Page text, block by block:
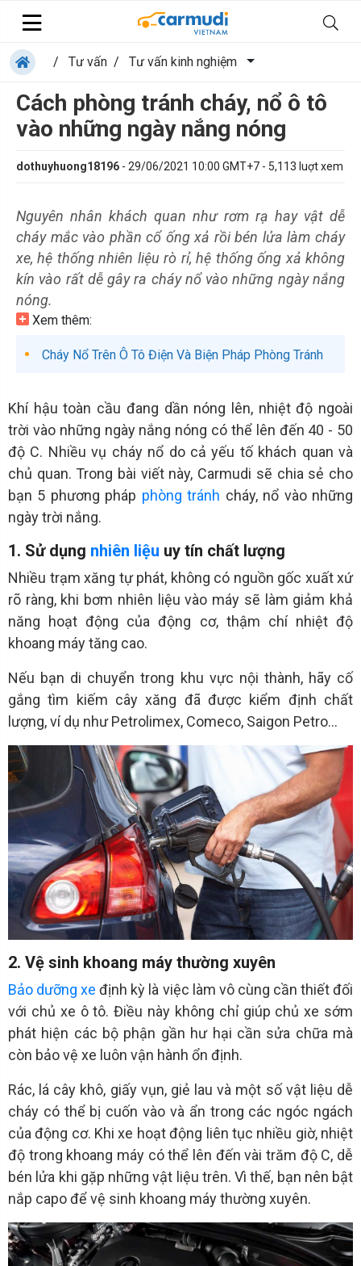
/ Tư vấn / Tư vấn kinh nghiệm
Cách phòng tránh cháy, nổ ô tô
vào những ngày nắng nóng
dothuyhuong18196 - 29/06/2021 10:00 GMT+7 - 5,113 luợt xem
Nguyên nhân khách quan như rơm rạ hay vật dễ
cháy mắc vào phần cổ ống xả rồi bén lửa làm cháy
xe, hệ thống nhiên liệu rò rỉ, hệ thống ống xả không
kín vào rất dễ gây ra cháy nổ vào những ngày nắng
nóng.
Xem thêm:
Cháy Nổ Trên Ô Tô Điện Và Biện Pháp Phòng Tránh
Khí hậu toàn cầu đang dần nóng lên, nhiệt độ ngoài
trời vào những ngày nắng nóng có thể lên đến 40 - 50
độ C. Nhiều vụ cháy nổ do cả yếu tố khách quan và
chủ quan. Trong bài viết này, Carmudi sẽ chia sẻ cho
bạn 5 phương pháp phòng tránh cháy, nổ vào những
ngày trời nắng.
1. Sử dụng nhiên liệu uy tín chất lượng
Nhiều trạm xăng tự phát, không có nguồn gốc xuất xứ
rõ ràng, khi bơm nhiên liệu vào máy sẽ làm giảm khả
năng hoạt động của động cơ, thậm chí nhiệt độ
khoang máy tăng cao.
Nếu bạn di chuyển trong khu vực nội thành, hãy cố
gắng tìm kiếm cây xăng đã được kiểm định chất
lượng, ví dụ như Petrolimex, Comeco, Saigon Petro...
2. Vệ sinh khoang máy thường xuyên
Bảo dưỡng xe định kỳ là việc làm vô cùng cần thiết đối
với chủ xe ô tô. Điều này không chỉ giúp chủ xe sớm
phát hiện các bộ phận gần hư hại cần sửa chữa mà
còn bảo vệ xe luôn vận hành ổn định.
Rác, lá cây khô, giấy vụn, giẻ lau và một số vật liệu dễ
cháy có thể bị cuốn vào và ẩn trong các ngóc ngách
của động cơ. Khi xe hoạt động liên tục nhiều giờ, nhiệt
độ trong khoang máy có thể lên đến vài trăm độ C, dễ
bén lửa khi gặp những vật liệu trên. Vì thế, bạn nên bật
nắp capo để vệ sinh khoang máy thường xuyên.